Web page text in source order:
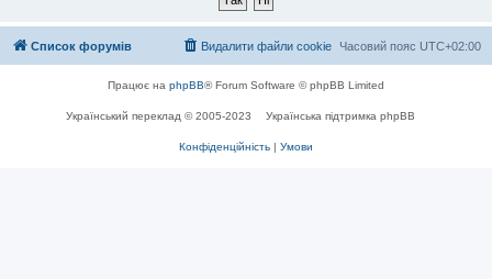
Список форумів Часовий пояс UTC+02:00
Видалити файли cookie
Працює на phpBB® Forum Software © phpBB Limited
Український переклад © 2005-2023 Українська підтримка phpBB
Конфіденційність | Умови